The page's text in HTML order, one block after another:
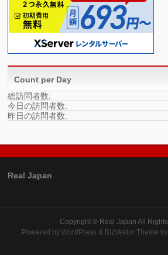
Count per Day
総訪問者数:
今日の訪問者数:
昨日の訪問者数:
Real Japan
Copyright © Real Japan All
Powered byWordPress & BizVektor Theme